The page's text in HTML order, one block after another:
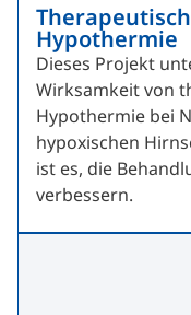
Hypothermie
Dieses Projekt
Wirksamkeit von
Hypothermie bei
hypoxischen
ist es, die
verbessern.